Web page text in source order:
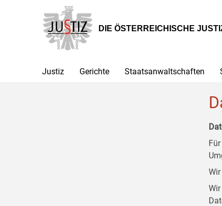
Hauptnavigation
[1]
Inhalt
[2]
Untermenü
[3]
DIE ÖSTERREICHISCHE
Justiz Gerichte Staatsanwaltschaften